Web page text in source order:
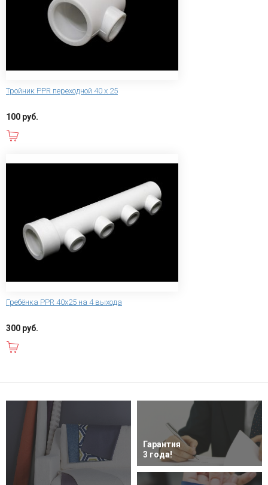
Тройник PPR переходной 40 х 25
100 руб.
Гребёнка PPR 40х25 на 4 выхода
300 руб.
Гарантия
3 года!